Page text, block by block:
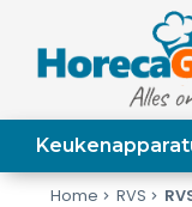
Home RVS